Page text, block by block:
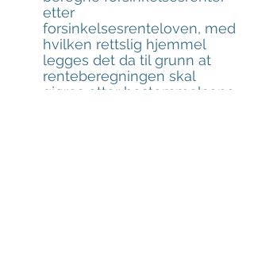
etter
forsinkelsesrenteloven, med
hvilken rettslig hjemmel
legges det da til grunn at
renteberegningen skal
gjøres etter bestemmelsene